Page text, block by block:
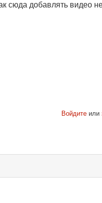
сюда добавлять видео
Войдитеили